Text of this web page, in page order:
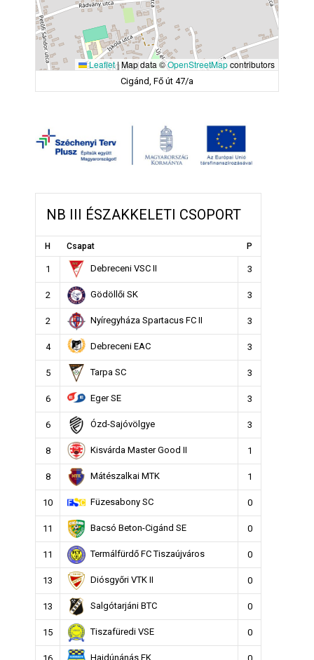
Leaflet|Map data ©OpenStreetMapcontributors
Cigánd, Fő út 47/a
NB III ÉSZAKKELETI CSOPORT
H Csapat P
1 Debreceni VSC II 3
2 Gödöllői SK 3
2 Nyíregyháza Spartacus FC II 3
4 Debreceni EAC 3
5 Tarpa SC 3
6 Eger SE 3
6 Ózd-Sajóvölgye 3
8 Kisvárda Master Good II 1
8 Mátészalkai MTK 1
10 Füzesabony SC 0
11 Bacsó Beton-Cigánd SE 0
11 Termálfürdő FC Tiszaújváros 0
13 Diósgyőri VTK II 0
13 Salgótarjáni BTC 0
15 Tiszafüredi VSE 0
Hajdúnánás FK